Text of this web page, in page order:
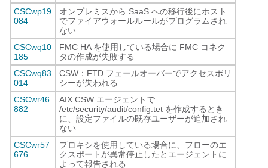
CSCwp19
084
オンプレミスから SaaS への移行後にホスト
でファイアウォールルールがプログラムされ
ない
CSCwq10
185
FMC HA を使用している場合に FMC コネク
タの作成が失敗する
CSCwq83
014
CSW：FTD フェールオーバーでアクセスポリ
シーが失われる
CSCwr46
882
AIX CSW エージェントで
/etc/security/audit/config.tet を作成するとき
に、設定ファイルの既存ユーザーが追加され
ない
CSCwr57
676
プロキシを使用している場合に、フローのエ
クスポートが異常停止したとエージェントに
よって報告される